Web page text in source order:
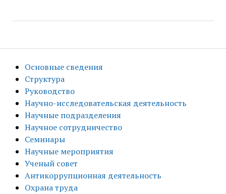
Основные сведения
Структура
Руководство
Научно-исследовательская деятельность
Научные подразделения
Научное сотрудничество
Семинары
Научные мероприятия
Ученый совет
Антикоррупционная деятельность
Охрана труда